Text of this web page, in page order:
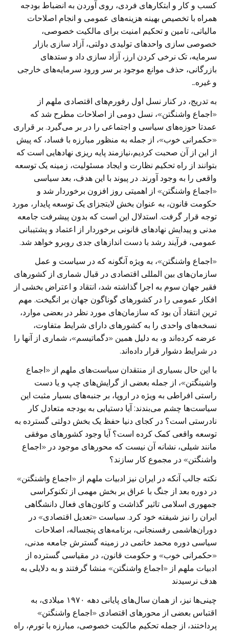
کسب و کار و ابتکار‌های فردی، روی آوردن به انضباط بودجه
همراه با تخصیص بهینه هزینه‌های عمومی و انجام اصلاحات
مالیاتی، تامین و تحکیم امنیت برای مالکیت خصوصی،
خصوصی سازی واحد‌های تولیدی دولتی، آزاد سازی بازار
سرمایه، تک نرخی کردن ارز، آزاد سازی داد و ستد‌های
بازرگانی، حذف موانع موجود بر سر ورود سرمایه‌های خارجی
و غیره…
به تدریج، در کنار نسل اول رفورم‌های اقتصادی ملهم از
«اجماع واشنگتن»، نسل دومی از اصلاحات مطرح شد که
عمدتا حوزه‌های سیاسی و اجتماعی را در بر می‌گیرد. بر قراری
«حکمرانی خوب»، از جمله به منظور مبارزه با فساد، که پیش
از این از آن صحبت کردیم،نیازمند پایه ریزی نهاد‌هایی است که
بتوانند از راه تحکیم نظارت و ایجاد مسئولیت، زمینه یک توسعه
واقعی را به وجود آورند. در پیوند با این هدف، بعد سیاسی
«اجماع واشنگتن» از اهمیتی روز افزون برخوردار شد و
حکومت قانون، به عنوان بخش لایتجزای یک توسعه پایدار، مورد
توجه قرار گرفت. استدلال این است که بدون پیشرفت جامعه
مدنی و پیدایش نهاد‌های قانونی برخوردار از اعتماد و پشتیبانی
عمومی، فرآیند رشد با دست انداز‌های جدی روبرو خواهد شد.
«اجماع واشنگتن»، به ویژه آنگونه که در سیاست و عمل
سازمان‌های بین المللی اقتصادی در قبال شماری از کشور‌های
فقیر جهان سوم به اجرا گذاشته شد، انتقاد و اعتراض بخشی از
افکار عمومی را در کشور‌های گوناگون جهان بر انگیخت. مهم
ترین انتقاد آن بود که سازمان‌های مورد نظر در بعضی موارد،
نسخه‌های واحدی را به کشور‌های دارای شرایط متفاوت،
عرضه کرده‌اند و، به دلیل همین «دگماتیسم»، شماری از آنها را
در شرایط دشوار قرار داده‌اند.
با این حال بسیاری از منتقدان سیاست‌های ملهم از «اجماع
واشینگتن»، از جمله بعضی از گرایش‌های چپ و یا دست
راستی افراطی به ویژه در اروپا، بر جنبه‌های بسیار مثبت این
سیاست‌ها چشم می‌بندند: آیا دستیابی به بودجه متعادل کار
نادرستی است؟ در کجای دنیا حفظ یک بخش دولتی گسترده به
توسعه واقعی کمک کرده است؟ آیا وجود کشور‌های موفقی
مانند شیلی، نشانه آن نیست که محور‌های موجود در «اجماع
واشنگتن» در مجموع کار سازند؟
نکته جالب آنکه در ایران نیز ادبیات ملهم از «اجماع واشنگتن»
در دوره بعد از جنگ با عراق بر بخش مهمی از تکنوکراسی
جمهوری اسلامی تاثیر گذاشت و کانون‌های فعال دانشگاهی
ایران را نیز شیفته خود کرد. سیاست «تعدیل اقتصادی» در
دوران‌هاشمی رفسنجانی، برنامه‌های پنجساله، اصلاحات
سیاسی دوره محمد خاتمی در زمینه گسترش جامعه مدنی،
«حکمرانی خوب» و حکومت قانون، در مقیاسی گسترده از
ادبیات ملهم از «اجماع واشنگتن» منشا گرفتند و به دلایلی به
هدف نرسیدند
چینی‌ها نیز، از همان سال‌های پایانی دهه ۱۹۷۰ میلادی، به
اقتباس بعضی از محور‌های اقتصادی «اجماع واشنگتن»
پرداختند، از جمله تحکیم مالکیت خصوصی، مبارزه با تورم، راه